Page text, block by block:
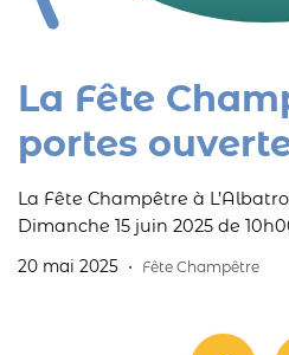
La Fête
portes
La Fête Champêtre à
Dimanche 15 juin 2025 de
ateliers, dégustations et
20 mai 2025 Fête Champêtre